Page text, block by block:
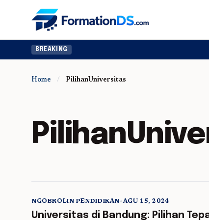
BREAKING
Home / PilihanUniversitas
5 min read
NGOBROLIN PENDIDIKAN•AGU 15, 2024
Universitas di Bandung: Pilihan